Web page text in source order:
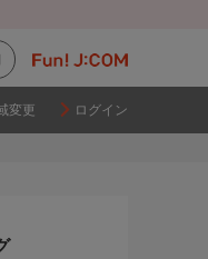
変更 ログイン